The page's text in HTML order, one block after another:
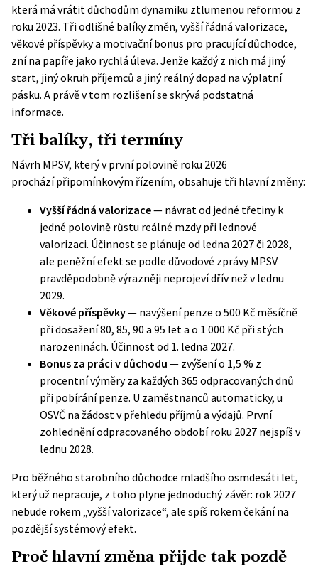
která má vrátit důchodům dynamiku ztlumenou reformou z
roku 2023. Tři odlišné balíky změn, vyšší řádná valorizace,
věkové příspěvky a motivační bonus pro pracující důchodce,
zní na papíře jako rychlá úleva. Jenže každý z nich má jiný
start, jiný okruh příjemců a jiný reálný dopad na výplatní
pásku. A právě v tom rozlišení se skrývá podstatná
informace.
Tři balíky, tři termíny
Návrh MPSV, který v první polovině roku 2026
procházípřipomínkovým řízením, obsahuje tři hlavní změny:
Vyšší řádná valorizace— návrat od jedné třetiny k
jedné polovině růstu reálné mzdy při lednové
valorizaci. Účinnost se plánuje od ledna 2027 či 2028,
ale peněžní efekt se podle důvodové zprávy MPSV
pravděpodobně výrazněji neprojeví dřív než v lednu
2029.
Věkové příspěvky— navýšení penze o 500 Kč měsíčně
při dosažení 80, 85, 90 a 95 let a o 1 000 Kč při stých
narozeninách. Účinnost od 1. ledna 2027.
Bonus za práci v důchodu — zvýšení o 1,5 % z
procentní výměry za každých 365 odpracovaných dnů
při pobírání penze. U zaměstnanců automaticky, u
OSVČ na žádost v přehledu příjmů a výdajů. První
zohlednění odpracovaného období roku 2027 nejspíš v
lednu 2028.
Pro běžného starobního důchodce mladšího osmdesáti let,
který už nepracuje, z toho plyne jednoduchý závěr: rok 2027
nebude rokem „vyšší valorizace“, ale spíš rokem čekání na
pozdější systémový efekt.
Proč hlavní změna přijde tak pozdě